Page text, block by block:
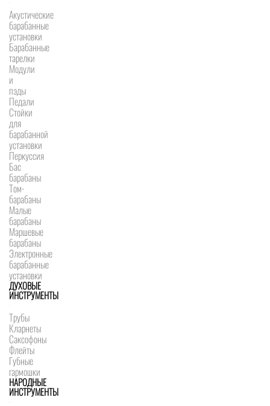
Акустические
барабанные
установки
Барабанные
тарелки
Модули
и
пэды
Педали
Стойки
для
барабанной
установки
Перкуссия
Бас
барабаны
Том-
барабаны
Малые
барабаны
Маршевые
барабаны
Электронные
барабанные
установки
ДУХОВЫЕ
ИНСТРУМЕНТЫ
Трубы
Кларнеты
Саксофоны
Флейты
Губные
гармошки
НАРОДНЫЕ
ИНСТРУМЕНТЫ